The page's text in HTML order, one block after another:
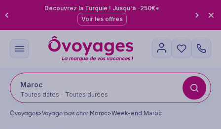
Découvrez la Turquie ! Jusqu'à -250€*
Voir les offres
Maroc
Toutes dates - Toutes durées
Ôvoyages>Voyage pas cher Maroc>Week-end Maroc